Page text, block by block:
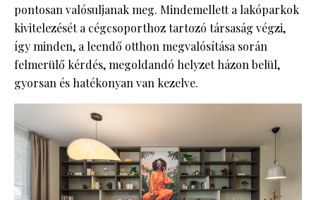
pontosan valósuljanak meg. Mindemellett a lakóparkok
kivitelezését a cégcsoporthoz tartozó társaság végzi,
így minden, a leendő otthon megvalósítása során
felmerülő kérdés, megoldandó helyzet házon belül,
gyorsan és hatékonyan van kezelve.